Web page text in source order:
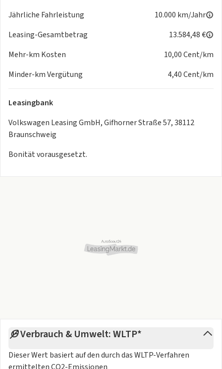
Gehaltsabrechnungen oder andere Einkommensnachweise,
wie z. B. den Nachweis eines aufrechten (unbefristeten)
Arbeitsverhältnisses.
Verhältnis zwischen Einkommen und Leasingrate: Die Höhe
der Leasingraten sollte in einem angemessenen Verhältnis
zu Ihrem Einkommen abzüglich der Fixkosten wie Miete
Leasingraten kann ein Risiko darstellen und wird daher
sorgfältig geprüft, damit die Leasingraten Ihre finanziellen
Jährliche Fahrleistung
10.000 km/Jahr
Leasing-Gesamtbetrag
13.584,48 €
Mehr-km Kosten
10,00 Cent/km
Minder-km Vergütung
4,40 Cent/km
Leasingbank
Volkswagen Leasing GmbH, Gifhorner Straße 57, 38112
Braunschweig
Bonität vorausgesetzt.
Verbrauch & Umwelt: WLTP*
Dieser Wert basiert auf den durch dasWLTP-Verfahren
ermittelten CO2-Emissionen